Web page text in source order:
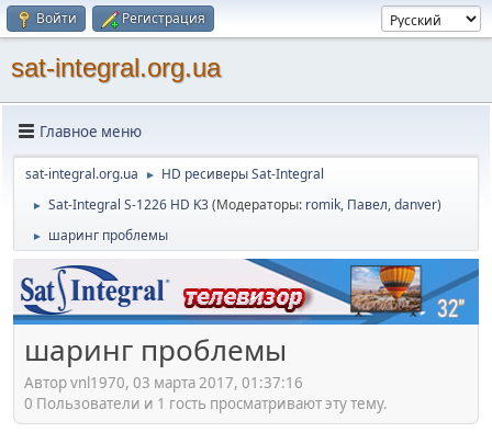
Войти Регистрация
sat-integral.org.ua
Главное меню
sat-integral.org.ua ► HD ресиверы Sat-Integral
► Sat-Integral S-1226 HD K3(Модераторы: romik, Павел,danver)
► шаринг проблемы
шаринг проблемы
Автор vnl1970, 03 марта 2017, 01:37:16
0 Пользователи и 1 гость просматривают эту тему.